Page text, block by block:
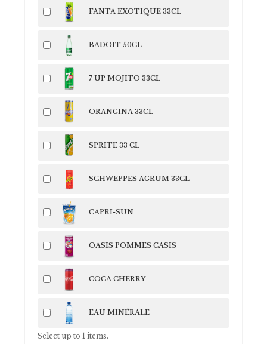
FANTA EXOTIQUE 33CL
BADOIT 50CL
7 UP MOJITO 33CL
ORANGINA 33CL
SPRITE 33 CL
SCHWEPPES AGRUM 33CL
CAPRI-SUN
OASIS POMMES CASIS
COCA CHERRY
EAU MINÉRALE
Select up to 1 items.